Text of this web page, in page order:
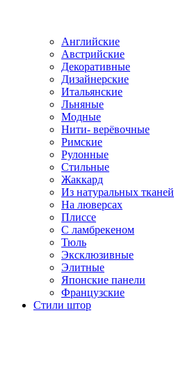
Английские
Австрийские
Декоративные
Дизайнерские
Итальянские
Льняные
Модные
Нити- верёвочные
Римские
Рулонные
Стильные
Жаккард
Из натуральных тканей
На люверсах
Плиссе
С ламбрекеном
Тюль
Эксклюзивные
Элитные
Японские панели
Французские
Стили штор